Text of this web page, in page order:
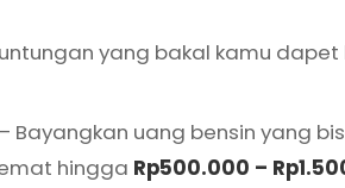
yang bakal kamu
– Bayangkan uang bensin yang
hingga Rp500.000 –